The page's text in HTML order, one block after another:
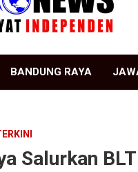
BANDUNG RAYA
Salurkan BLT